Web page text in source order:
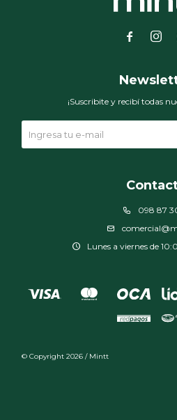
 
098 87
Lunes a viernes de
¡Suscribite y recibí todas
© Copyright 2026 / Mintt